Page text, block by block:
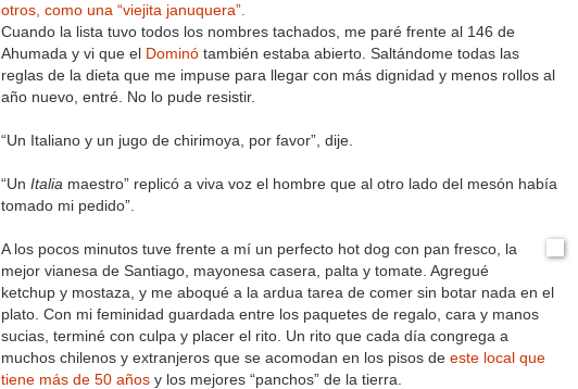
otros, como una “viejita januquera”.
Cuando la lista tuvo todos los nombres tachados, me paré frente al 146 de
Ahumada y vi que el Dominó también estaba abierto. Saltándome todas las
reglas de la dieta que me impuse para llegar con más dignidad y menos rollos al
año nuevo, entré. No lo pude resistir.
“Un Italiano y un jugo de chirimoya, por favor”, dije.
“Un Italia maestro” replicó a viva voz el hombre que al otro lado del mesón había
tomado mi pedido”.
A los pocos minutos tuve frente a mí un perfecto hot dog con pan fresco, la
mejor vianesa de Santiago, mayonesa casera, palta y tomate. Agregué
ketchup y mostaza, y me aboqué a la ardua tarea de comer sin botar nada en el
plato. Con mi feminidad guardada entre los paquetes de regalo, cara y manos
sucias, terminé con culpa y placer el rito. Un rito que cada día congrega a
muchos chilenos y extranjeros que se acomodan en los pisos de este local que
tiene más de 50 años y los mejores “panchos” de la tierra.